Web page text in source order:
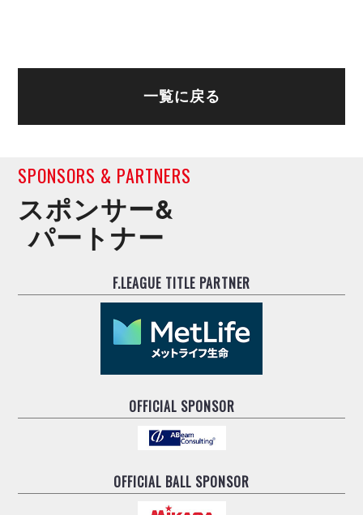
立川アスレティックFC
シュライカー大阪
ボルクバレット北九州
バサジィ大分
選手の通算記録（Ｆ２）
ヴォスクオーレ仙台
マルバ水戸FC
リガーレヴィア葛飾
アグレミーナ浜松
ミラクルスマイル新居浜
一覧に戻る
SPONSORS & PARTNERS
スポンサー&
パートナー
F.LEAGUE TITLE PARTNER
OFFICIAL SPONSOR
OFFICIAL BALL SPONSOR